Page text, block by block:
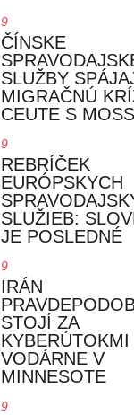
9
ČÍNSKE
SLUŽBY
MIGRAČNÚ
CEUTE S
9
REBRÍČEK
EURÓPSKYCH
SLUŽIEB:
JE POSLEDNÉ
9
IRÁN
STOJÍ ZA
KYBERÚTOKMI
VODÁRNE V
MINNESOTE
9